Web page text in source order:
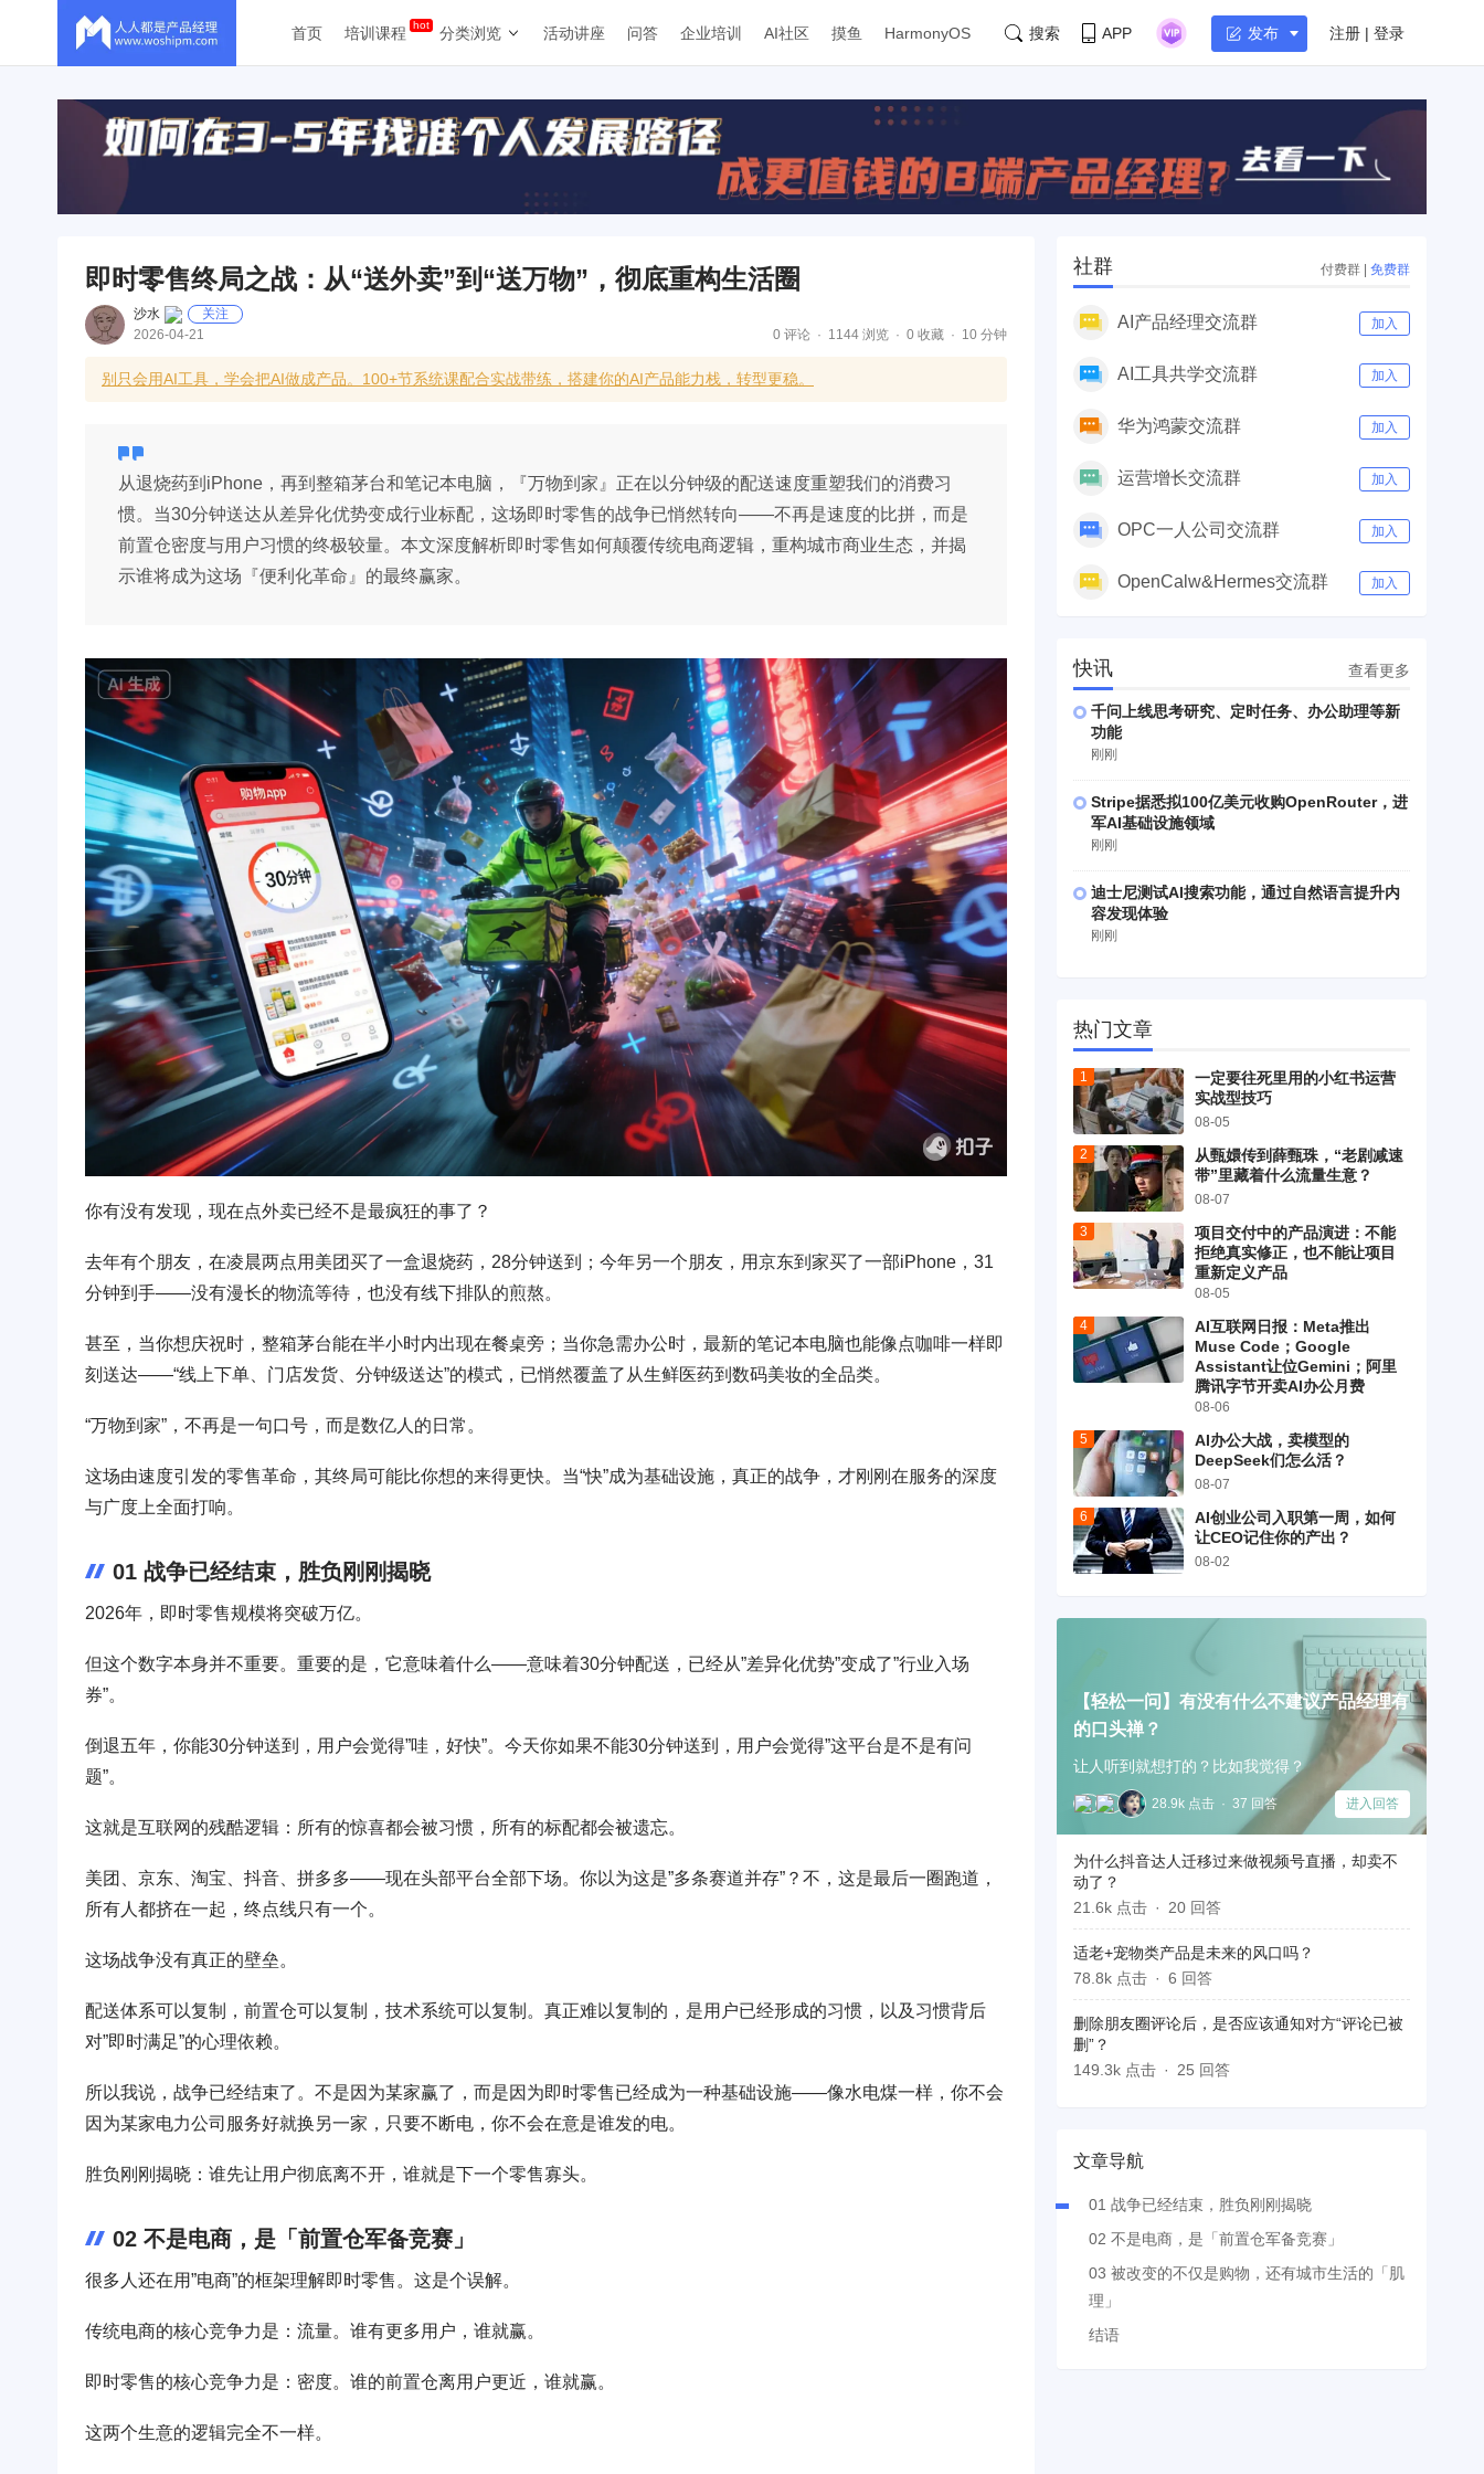
首页 培训课程 分类浏览 活动讲座 问答 企业培训 AI社区 摸鱼 HarmonyOS 搜索 APP 发布 注册 | 登录
即时零售终局之战：从“送外卖”到“送万物”，彻底重构生活圈
沙水
关注
2026-04-21
0 评论 1144 浏览 0 收藏 10 分钟
别只会用AI工具，学会把AI做成产品。100+节系统课配合实战带练，搭建你的AI产品能力栈，转型更稳。
从退烧药到iPhone，再到整箱茅台和笔记本电脑，『万物到家』正在以分钟级的配送速度重塑我们的消费习
惯。当30分钟送达从差异化优势变成行业标配，这场即时零售的战争已悄然转向——不再是速度的比拼，而是
前置仓密度与用户习惯的终极较量。本文深度解析即时零售如何颠覆传统电商逻辑，重构城市商业生态，并揭
示谁将成为这场『便利化革命』的最终赢家。
你有没有发现，现在点外卖已经不是最疯狂的事了？
去年有个朋友，在凌晨两点用美团买了一盒退烧药，28分钟送到；今年另一个朋友，用京东到家买了一部iPhone，31
分钟到手——没有漫长的物流等待，也没有线下排队的煎熬。
甚至，当你想庆祝时，整箱茅台能在半小时内出现在餐桌旁；当你急需办公时，最新的笔记本电脑也能像点咖啡一样即
刻送达——“线上下单、门店发货、分钟级送达”的模式，已悄然覆盖了从生鲜医药到数码美妆的全品类。
“万物到家”，不再是一句口号，而是数亿人的日常。
这场由速度引发的零售革命，其终局可能比你想的来得更快。当“快”成为基础设施，真正的战争，才刚刚在服务的深度
与广度上全面打响。
01 战争已经结束，胜负刚刚揭晓
2026年，即时零售规模将突破万亿。
但这个数字本身并不重要。重要的是，它意味着什么——意味着30分钟配送，已经从”差异化优势”变成了”行业入场
券”。
倒退五年，你能30分钟送到，用户会觉得”哇，好快”。今天你如果不能30分钟送到，用户会觉得”这平台是不是有问
题”。
这就是互联网的残酷逻辑：所有的惊喜都会被习惯，所有的标配都会被遗忘。
美团、京东、淘宝、抖音、拼多多——现在头部平台全部下场。你以为这是”多条赛道并存”？不，这是最后一圈跑道，
所有人都挤在一起，终点线只有一个。
这场战争没有真正的壁垒。
配送体系可以复制，前置仓可以复制，技术系统可以复制。真正难以复制的，是用户已经形成的习惯，以及习惯背后
对”即时满足”的心理依赖。
所以我说，战争已经结束了。不是因为某家赢了，而是因为即时零售已经成为一种基础设施——像水电煤一样，你不会
因为某家电力公司服务好就换另一家，只要不断电，你不会在意是谁发的电。
胜负刚刚揭晓：谁先让用户彻底离不开，谁就是下一个零售寡头。
02 不是电商，是「前置仓军备竞赛」
很多人还在用”电商”的框架理解即时零售。这是个误解。
传统电商的核心竞争力是：流量。谁有更多用户，谁就赢。
即时零售的核心竞争力是：密度。谁的前置仓离用户更近，谁就赢。
这两个生意的逻辑完全不一样。
社群 付费群 | 免费群
AI产品经理交流群 加入
AI工具共学交流群 加入
华为鸿蒙交流群 加入
运营增长交流群 加入
OPC一人公司交流群 加入
OpenCalw&Hermes交流群 加入
快讯 查看更多
千问上线思考研究、定时任务、办公助理等新
功能
刚刚
Stripe据悉拟100亿美元收购OpenRouter，进
军AI基础设施领域
刚刚
迪士尼测试AI搜索功能，通过自然语言提升内
容发现体验
刚刚
热门文章
一定要往死里用的小红书运营
实战型技巧
08-05
从甄嬛传到薛甄珠，“老剧减速
带”里藏着什么流量生意？
08-07
项目交付中的产品演进：不能
拒绝真实修正，也不能让项目
重新定义产品
08-05
AI互联网日报：Meta推出
Muse Code；Google
Assistant让位Gemini；阿里
腾讯字节开卖AI办公月费
08-06
AI办公大战，卖模型的
DeepSeek们怎么活？
08-07
AI创业公司入职第一周，如何
让CEO记住你的产出？
08-02
【轻松一问】有没有什么不建议产品经理有
的口头禅？
让人听到就想打的？比如我觉得？
28.9k 点击 37 回答 进入回答
为什么抖音达人迁移过来做视频号直播，却卖不
动了？
21.6k 点击
20 回答
适老+宠物类产品是未来的风口吗？
78.8k 点击
6 回答
删除朋友圈评论后，是否应该通知对方“评论已被
删”？
149.3k 点击
25 回答
文章导航
01 战争已经结束，胜负刚刚揭晓
02 不是电商，是「前置仓军备竞赛」
03 被改变的不仅是购物，还有城市生活的「肌
理」
结语